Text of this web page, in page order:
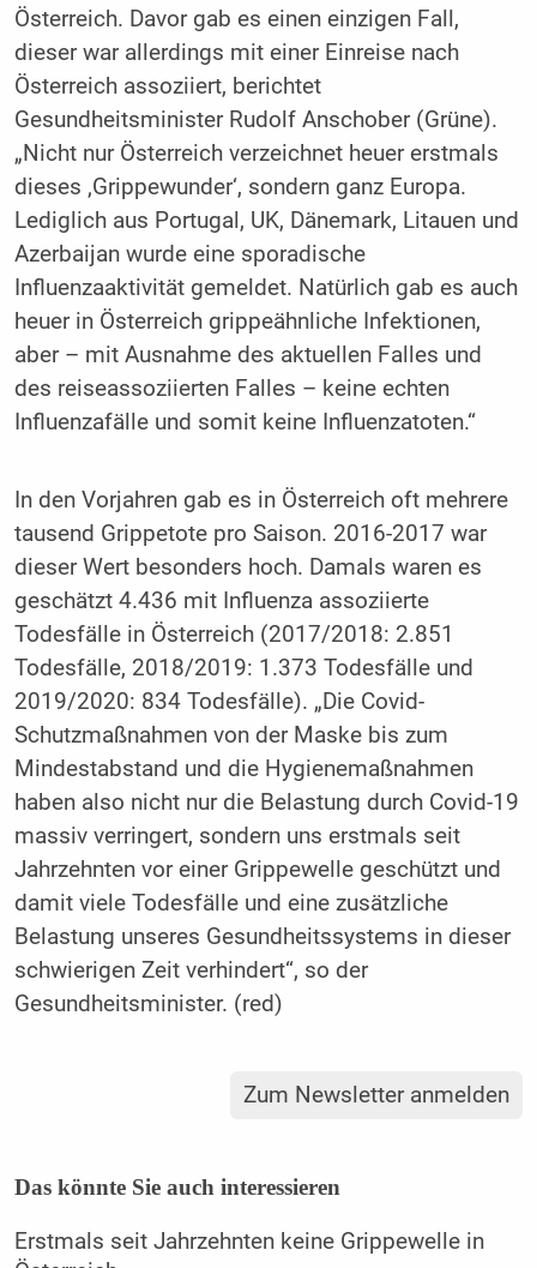
Österreich. Davor gab es einen einzigen Fall,
dieser war allerdings mit einer Einreise nach
Österreich assoziiert, berichtet
Gesundheitsminister Rudolf Anschober (Grüne).
„Nicht nur Österreich verzeichnet heuer erstmals
dieses ‚Grippewunder‘, sondern ganz Europa.
Lediglich aus Portugal, UK, Dänemark, Litauen und
Azerbaijan wurde eine sporadische
Influenzaaktivität gemeldet. Natürlich gab es auch
heuer in Österreich grippeähnliche Infektionen,
aber – mit Ausnahme des aktuellen Falles und
des reiseassoziierten Falles – keine echten
Influenzafälle und somit keine Influenzatoten.“
In den Vorjahren gab es in Österreich oft mehrere
tausend Grippetote pro Saison. 2016-2017 war
dieser Wert besonders hoch. Damals waren es
geschätzt 4.436 mit Influenza assoziierte
Todesfälle in Österreich (2017/2018: 2.851
Todesfälle, 2018/2019: 1.373 Todesfälle und
2019/2020: 834 Todesfälle). „Die Covid-
Schutzmaßnahmen von der Maske bis zum
Mindestabstand und die Hygienemaßnahmen
haben also nicht nur die Belastung durch Covid-19
massiv verringert, sondern uns erstmals seit
Jahrzehnten vor einer Grippewelle geschützt und
damit viele Todesfälle und eine zusätzliche
Belastung unseres Gesundheitssystems in dieser
schwierigen Zeit verhindert“, so der
Gesundheitsminister. (red)
Zum Newsletter anmelden
Das könnte Sie auch interessieren
Erstmals seit Jahrzehnten keine Grippewelle in